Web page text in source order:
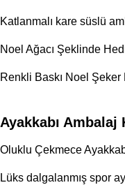
Katlanmalı kare süslü
Noel Ağacı Şeklinde
Renkli Baskı Noel
Ayakkabı Ambalaj
Oluklu Çekmece
Lüks dalgalanmış spor